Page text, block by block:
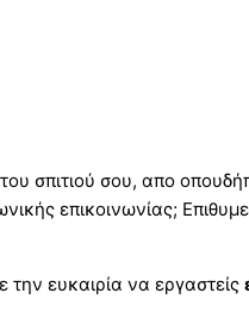
σπιτιού σου, απο
επικοινωνίας;
ευκαιρία να εργαστείς